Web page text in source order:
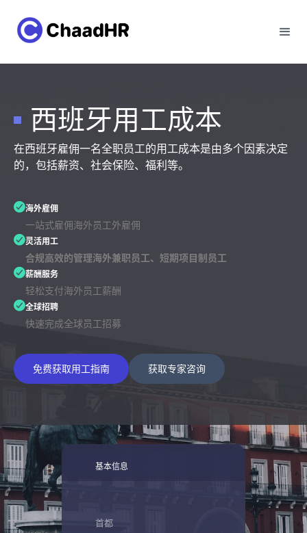
西班牙用工成本
在西班牙雇佣一名全职员工的用工成本是由多个因素决定
的，包括薪资、社会保险、福利等。
海外雇佣
一站式雇佣海外员工外雇佣
灵活用工
合规高效的管理海外兼职员工、短期项目制员工
薪酬服务
轻松支付海外员工薪酬
全球招聘
快速完成全球员工招募
免费获取用工指南 获取专家咨询
基本信息
首都